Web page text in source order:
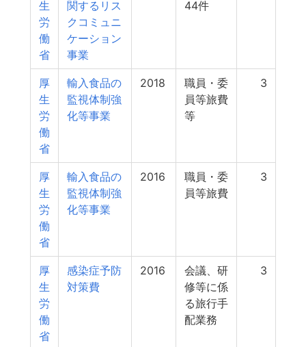
生
労
働
省
関するリス
クコミュニ
ケーション
事業
44件
厚
生
労
働
省
輸入食品の
監視体制強
化等事業
2018
職員・委
員等旅費
等
3
厚
生
労
働
省
輸入食品の
監視体制強
化等事業
2016
職員・委
員等旅費
3
厚
生
労
働
省
感染症予防
対策費
2016
会議、研
修等に係
る旅行手
配業務
3